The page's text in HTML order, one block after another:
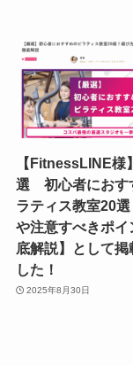
【FitnessLINE様
選 初心者におす
ラティス教室20
や注意すべきポイ
底解説】として掲
した！
2025年8月30日